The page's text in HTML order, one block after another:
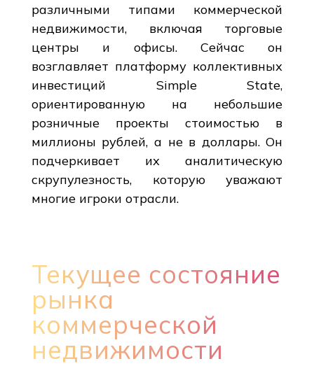
различными типами коммерческой
недвижимости, включая торговые
центры и офисы. Сейчас он
возглавляет платформу коллективных
инвестиций Simple State,
ориентированную на небольшие
розничные проекты стоимостью в
миллионы рублей, а не в доллары. Он
подчеркивает их аналитическую
скрупулезность, которую уважают
многие игроки отрасли.
Текущее состояние
рынка
коммерческой
недвижимости